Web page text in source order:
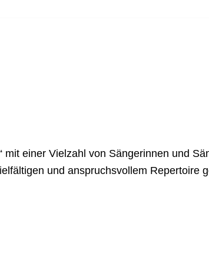
mit einer Vielzahl von Sängerinnen und
und anspruchsvollem Repertoire